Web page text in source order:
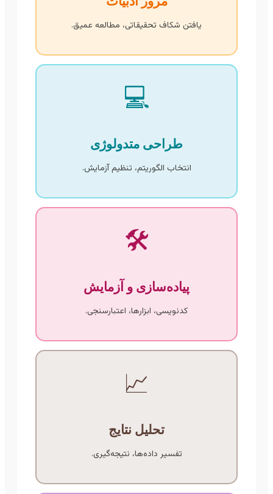
یافتن شکاف تحقیقاتی، مطالعه عمیق.
💻
طراحی متدولوژی
انتخاب الگوریتم، تنظیم آزمایش.
🛠
پیاده‌سازی و آزمایش
کدنویسی، ابزارها، اعتبارسنجی.
📈
تحلیل نتایج
تفسیر داده‌ها، نتیجه‌گیری.